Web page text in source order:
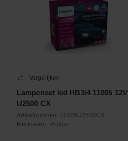
Vergelijken
Lampenset led HB3/4 11005 12V
U2500 CX
Artikelnummer: 11005U2500CX
Merknaam: Philips